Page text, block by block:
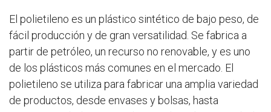
El polietileno es un plástico sintético de bajo peso, de
fácil producción y de gran versatilidad. Se fabrica a
partir de petróleo, un recurso no renovable, y es uno
de los plásticos más comunes en el mercado. El
polietileno se utiliza para fabricar una amplia variedad
de productos, desde envases y bolsas, hasta